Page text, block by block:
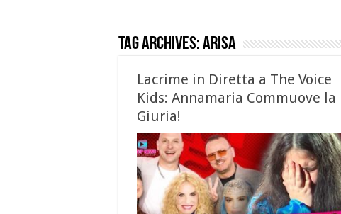
Tag Archives:arisa
Lacrime in Diretta a The Voice
Kids: Annamaria Commuove la
Giuria!